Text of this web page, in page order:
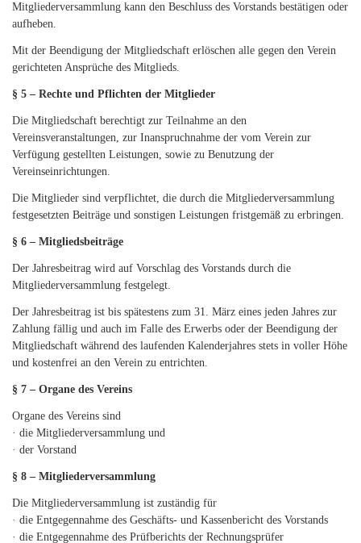
Mitgliederversammlung kann den Beschluss des Vorstands bestätigen oder
aufheben.
Mit der Beendigung der Mitgliedschaft erlöschen alle gegen den Verein
gerichteten Ansprüche des Mitglieds.
§ 5 – Rechte und Pflichten der Mitglieder
Die Mitgliedschaft berechtigt zur Teilnahme an den
Vereinsveranstaltungen, zur Inanspruchnahme der vom Verein zur
Verfügung gestellten Leistungen, sowie zu Benutzung der
Vereinseinrichtungen.
Die Mitglieder sind verpflichtet, die durch die Mitgliederversammlung
festgesetzten Beiträge und sonstigen Leistungen fristgemäß zu erbringen.
§ 6 – Mitgliedsbeiträge
Der Jahresbeitrag wird auf Vorschlag des Vorstands durch die
Mitgliederversammlung festgelegt.
Der Jahresbeitrag ist bis spätestens zum 31. März eines jeden Jahres zur
Zahlung fällig und auch im Falle des Erwerbs oder der Beendigung der
Mitgliedschaft während des laufenden Kalenderjahres stets in voller Höhe
und kostenfrei an den Verein zu entrichten.
§ 7 – Organe des Vereins
Organe des Vereins sind
· die Mitgliederversammlung und
· der Vorstand
§ 8 – Mitgliederversammlung
Die Mitgliederversammlung ist zuständig für
· die Entgegennahme des Geschäfts- und Kassenbericht des Vorstands
· die Entgegennahme des Prüfberichts der Rechnungsprüfer